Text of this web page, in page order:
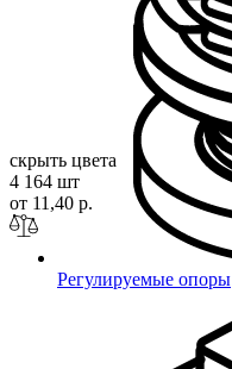
Регулируемые опоры
скрыть цвета
4 164 шт
от 11,40 р.